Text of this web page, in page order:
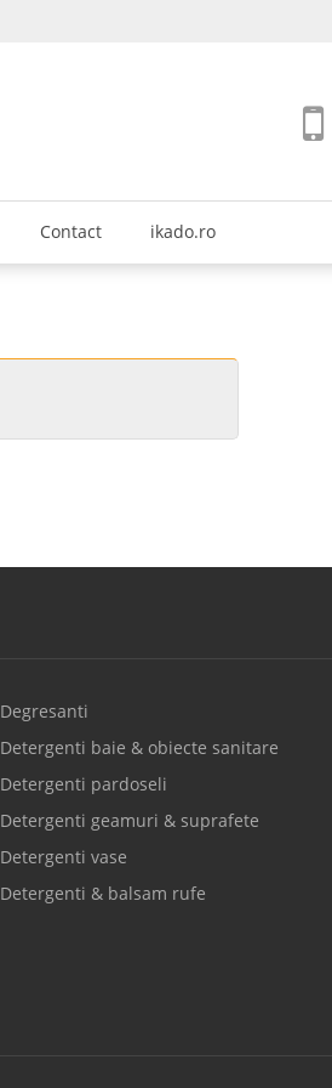
Contact ikado.ro
Degresanti
Detergenti baie & obiecte sanitare
Detergenti pardoseli
Detergenti geamuri & suprafete
Detergenti vase
Detergenti & balsam rufe